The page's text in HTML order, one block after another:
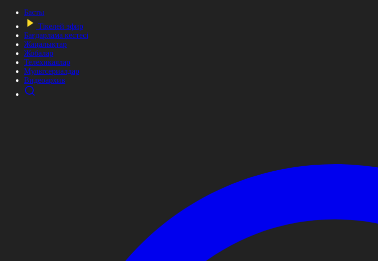
Басты
Тікелей эфир
Бағдарлама кестесі
Жаңалықтар
Жобалар
Телехикаялар
Мультсериалдар
Видеоархив